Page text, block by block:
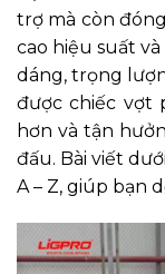
trợ mà còn
cao hiệu suất
dáng, trọng
được chiếc vợt
hơn và tận
đấu. Bài viết
A – Z, giúp bạn